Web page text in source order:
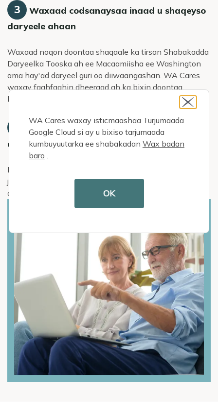
3
Waxaad codsanaysaa inaad u shaqeyso
daryeele ahaan
Waxaad noqon doontaa shaqaale ka tirsan Shabakadda
Daryeelka Tooska ah ee Macaamiisha ee Washington
ama hay'ad daryeel guri oo diiwaangashan. WA Cares
waxay faahfaahin dheeraad ah ka bixin doontaa
habkan marka Luulyo 2026 soo dhawaato.
Bilow inaad lacag ku hesho daryeelka
aad siiso qofka aad jeceshahay
Marka laguu shaqaaleeyo daryeele ahaan, qofka aad
jeceshahay wuxuu oggolaan karaa oggolaanshaha
daryeelka aad bixiso.
WA Cares waxay isticmaashaa Turjumaada
Google Cloud si ay u bixiso tarjumaada
kumbuyuutarka ee shabakadan Wax badan
baro .
OK